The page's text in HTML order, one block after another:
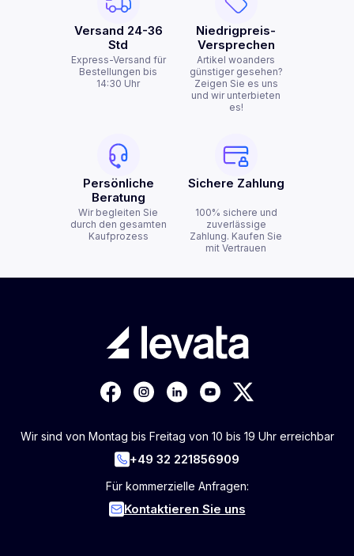
Versand 24-36
Std
Express-Versand für
Bestellungen bis
14:30 Uhr
Niedrigpreis-
Versprechen
Artikel woanders
günstiger gesehen?
Zeigen Sie es uns
und wir unterbieten
es!
Persönliche
Beratung
Wir begleiten Sie
durch den gesamten
Kaufprozess
Sichere Zahlung
100% sichere und
zuverlässige
Zahlung. Kaufen Sie
mit Vertrauen
Wir sind von Montag bis Freitag von 10 bis 19 Uhr erreichbar
+49 32 221856909
Für kommerzielle Anfragen:
Kontaktieren Sie uns